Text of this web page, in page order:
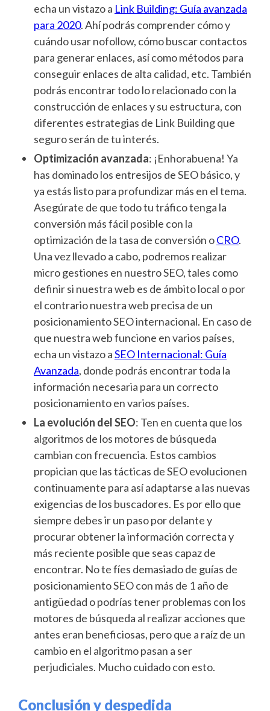
echa un vistazo a Link Building: Guía avanzada
para 2020. Ahí podrás comprender cómo y
cuándo usar nofollow, cómo buscar contactos
para generar enlaces, así como métodos para
conseguir enlaces de alta calidad, etc. También
podrás encontrar todo lo relacionado con la
construcción de enlaces y su estructura, con
diferentes estrategias de Link Building que
seguro serán de tu interés.
Optimización avanzada: ¡Enhorabuena! Ya
has dominado los entresijos de SEO básico, y
ya estás listo para profundizar más en el tema.
Asegúrate de que todo tu tráfico tenga la
conversión más fácil posible con la
optimización de la tasa de conversión oCRO.
Una vez llevado a cabo, podremos realizar
micro gestiones en nuestro SEO, tales como
definir si nuestra web es de ámbito local o por
el contrario nuestra web precisa de un
posicionamiento SEO internacional. En caso de
que nuestra web funcione en varios países,
echa un vistazo aSEO Internacional: Guía
Avanzada, donde podrás encontrar toda la
información necesaria para un correcto
posicionamiento en varios países.
La evolución del SEO: Ten en cuenta que los
algoritmos de los motores de búsqueda
cambian con frecuencia. Estos cambios
propician que las tácticas de SEO evolucionen
continuamente para así adaptarse a las nuevas
exigencias de los buscadores. Es por ello que
siempre debes ir un paso por delante y
procurar obtener la información correcta y
más reciente posible que seas capaz de
encontrar. No te fíes demasiado de guías de
posicionamiento SEO con más de 1 año de
antigüedad o podrías tener problemas con los
motores de búsqueda al realizar acciones que
antes eran beneficiosas, pero que a raíz de un
cambio en el algoritmo pasan a ser
perjudiciales. Mucho cuidado con esto.
Conclusión y despedida